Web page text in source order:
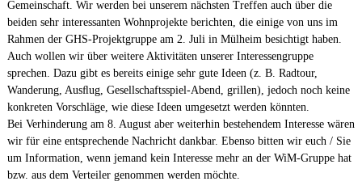
Gemeinschaft. Wir werden bei unserem nächsten Treffen auch über die
beiden sehr interessanten Wohnprojekte berichten, die einige von uns im
Rahmen der GHS-Projektgruppe am 2. Juli in Mülheim besichtigt haben.
Auch wollen wir über weitere Aktivitäten unserer Interessengruppe
sprechen. Dazu gibt es bereits einige sehr gute Ideen (z. B. Radtour,
Wanderung, Ausﬂug, Gesellschaftsspiel-Abend, grillen), jedoch noch keine
konkreten Vorschläge, wie diese Ideen umgesetzt werden könnten.
Bei Verhinderung am 8. August aber weiterhin bestehendem Interesse wären
wir für eine entsprechende Nachricht dankbar. Ebenso bitten wir euch / Sie
um Information, wenn jemand kein Interesse mehr an der WiM-Gruppe hat
bzw. aus dem Verteiler genommen werden möchte.